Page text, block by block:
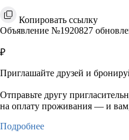
Копировать ссылку
Объявление №1920827
₽
Приглашайте друзей и
Отправьте другу
на оплату проживания — и
Подробнее